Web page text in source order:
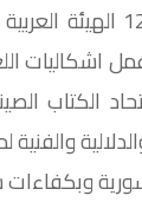
اللغة العربية في